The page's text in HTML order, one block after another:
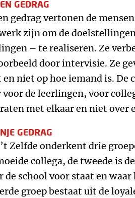
GEDRAG
gedrag vertonen de
zijn om de
– te realiseren. Ze
door intervisie. Ze
en niet op hoe iemand is. De
voor de leerlingen, voor
met elkaar en niet over
GEDRAG
Zelfde onderkent drie
collega, de tweede is
de school voor staat en
groep bestaat uit de